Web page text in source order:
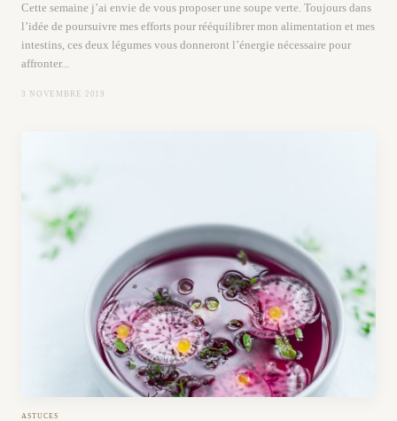
Cette semaine j’ai envie de vous proposer une soupe verte. Toujours dans
l’idée de poursuivre mes efforts pour rééquilibrer mon alimentation et mes
intestins, ces deux légumes vous donneront l’énergie nécessaire pour
affronter...
3 NOVEMBRE 2019
ASTUCES